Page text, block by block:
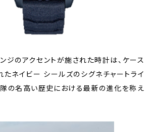
ジのアクセントが施された時計は、ケース
ネイビー シールズのシグネチャートライ
隊の名高い歴史における最新の進化を称え